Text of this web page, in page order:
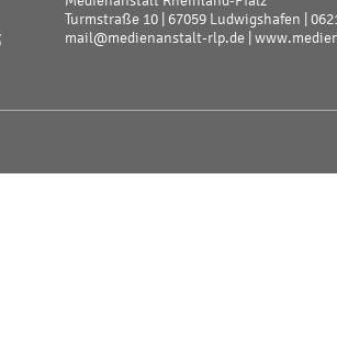
Turmstraße 10 | 67059 Ludwigshafen |
mail@medienanstalt-rlp.de |